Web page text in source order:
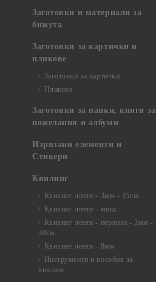
Заготовки и материали за
бижута
Заготовки за картички и
пликове
Заготовки за картички
Пликове
Заготовки за папки, книги за
пожелания и албуми
Изрязани елементи и
Стикери
Квилинг
Квилинг ленти - 3мм - 35см.
Квилинг ленти - микс
Квилинг ленти - перлени - 3мм -
30см.
Квилинг ленти - 8мм
Инструменти и пособия за
квилинг